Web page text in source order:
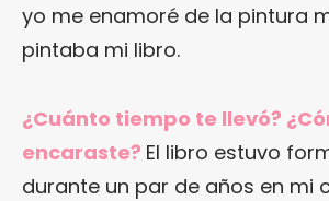
yo me enamoré de la pintura
pintaba mi libro.
¿Cuánto tiempo te llevó?
encaraste? El libro estuvo
durante un par de años en mi